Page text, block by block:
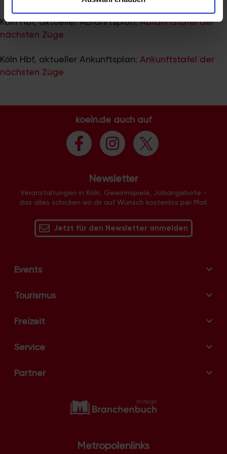
analysieren. Außerdem geben wir Informationen zu Ihrer
Verwendung unserer Website an unsere Partner für
soziale Medien, Werbung und Analysen weiter. Unsere
weiteren Daten zusammen, die Sie ihnen bereitgestellt
haben oder die sie im Rahmen Ihrer Nutzung der Dienste
Köln Hbf, aktueller Abfahrtsplan:Abfahrtstafel der
nächsten Züge
Köln Hbf, aktueller Ankunftsplan: Ankunftstafel der
nächsten Züge
koeln.de auch auf
Newsletter
Veranstaltungen in Köln, Gewinnspiele, Jobangebote -
das alles schicken wir dir auf Wunsch kostenlos per Mail.
Jetzt für den Newsletter anmelden
Events
Tourismus
Freizeit
Service
Partner
Metropolenlinks